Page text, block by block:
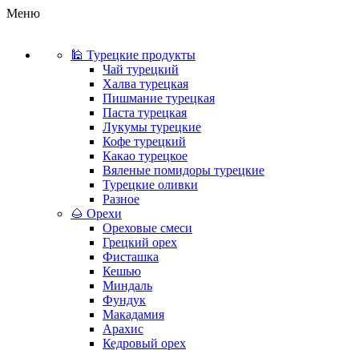
Меню
🕌 Турецкие продукты
Чай турецкий
Халва турецкая
Пишмание турецкая
Паста турецкая
Лукумы турецкие
Кофе турецкий
Какао турецкое
Вяленые помидоры турецкие
Турецкие оливки
Разное
🌰 Орехи
Ореховые смеси
Грецкий орех
Фисташка
Кешью
Миндаль
Фундук
Макадамия
Арахис
Кедровый орех